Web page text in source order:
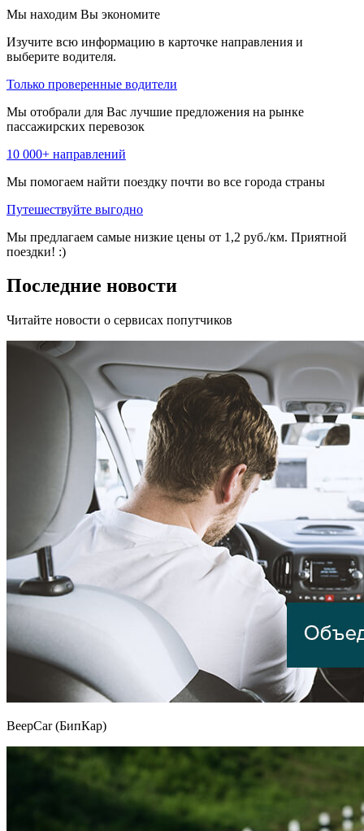
Мы находим Вы экономите
Изучите всю информацию в карточке направления и
выберите водителя.
Только проверенные водители
Мы отобрали для Вас лучшие предложения на рынке
пассажирских перевозок
10 000+ направлений
Мы помогаем найти поездку почти во все города страны
Путешествуйте выгодно
Мы предлагаем самые низкие цены от 1,2 руб./км. Приятной
поездки! :)
Последние новости
Читайте новости о сервисах попутчиков
BeepCar (БипКар)